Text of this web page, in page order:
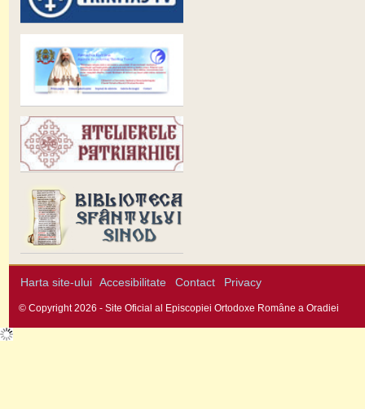
Harta site-ului Accesibilitate Contact Privacy
© Copyright 2026 - Site Oficial al Episcopiei Ortodoxe Române a Oradiei